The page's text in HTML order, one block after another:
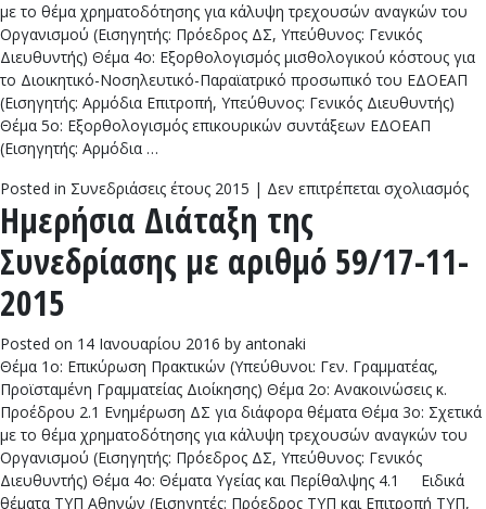
με το θέμα χρηματοδότησης για κάλυψη τρεχουσών αναγκών του
Οργανισμού (Εισηγητής: Πρόεδρος ΔΣ, Υπεύθυνος: Γενικός
Διευθυντής) Θέμα 4ο: Εξορθολογισμός μισθολογικού κόστους για
το Διοικητικό-Νοσηλευτικό-Παραϊατρικό προσωπικό του ΕΔΟΕΑΠ
(Εισηγητής: Αρμόδια Επιτροπή, Υπεύθυνος: Γενικός Διευθυντής)
Θέμα 5ο: Εξορθολογισμός επικουρικών συντάξεων ΕΔΟΕΑΠ
(Εισηγητής: Αρμόδια …
Posted in Συνεδριάσεις έτους 2015 | Δεν επιτρέπεται σχολιασμός
Ημερήσια Διάταξη της
Συνεδρίασης με αριθμό 59/17-11-
2015
Posted on 14 Ιανουαρίου 2016 by antonaki
Θέμα 1ο: Επικύρωση Πρακτικών (Υπεύθυνοι: Γεν. Γραμματέας,
Προϊσταμένη Γραμματείας Διοίκησης) Θέμα 2ο: Ανακοινώσεις κ.
Προέδρου 2.1 Ενημέρωση ΔΣ για διάφορα θέματα Θέμα 3ο: Σχετικά
με το θέμα χρηματοδότησης για κάλυψη τρεχουσών αναγκών του
Οργανισμού (Εισηγητής: Πρόεδρος ΔΣ, Υπεύθυνος: Γενικός
Διευθυντής) Θέμα 4ο: Θέματα Υγείας και Περίθαλψης 4.1 Ειδικά
θέματα ΤΥΠ Αθηνών (Εισηγητές: Πρόεδρος ΤΥΠ και Επιτροπή ΤΥΠ,